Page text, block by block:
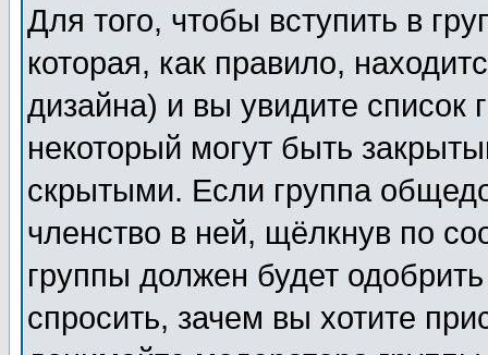
Для того, чтобы вступить в
которая, как правило,
дизайна) и вы увидите список
некоторый могут быть
скрытыми. Если группа
членство в ней, щёлкнув по
группы должен будет
спросить, зачем вы хотите